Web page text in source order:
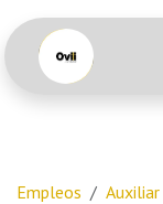
Ir al contenido
Empleos